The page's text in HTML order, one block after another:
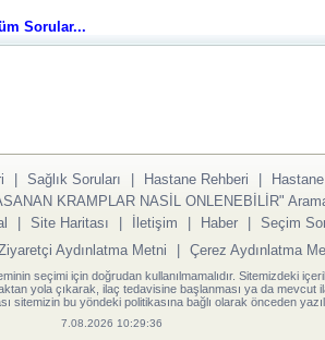
Sorular...
| Sağlık Soruları | Hastane Rehberi |
KRAMPLAR NASİL ONLENEBİLİR"
| Site Haritası | İletişim | Haber | Seçim
Aydınlatma Metni | Çerez Aydınlatma
seçimi için doğrudan kullanılmamalıdır. Sitemizdeki
yola çıkarak, ilaç tedavisine başlanması ya da mevcut
sitemizin bu yöndeki politikasına bağlı olarak önceden
7.08.2026 10:29:36